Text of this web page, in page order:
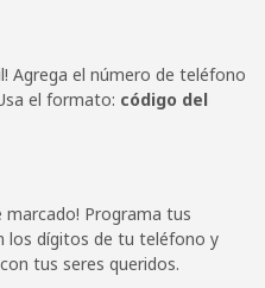
23 min por ⁦$5⁩ -
Agrega el número de teléfono
el formato: código del
marcado! Programa tus
los dígitos de tu teléfono y
tus seres queridos.